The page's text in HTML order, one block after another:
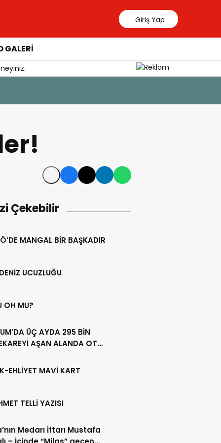
Giriş Yap
GALERİ
Çekebilir
MANGAL BİR BAŞKADIR
UCUZLUĞU
OH MU?
ÜÇ AYDA 295 BİN
AŞAN ALANDA OT
EHLİYET MAVİ KART
TELLİ YAZISI
Medarı İftarı Mustafa